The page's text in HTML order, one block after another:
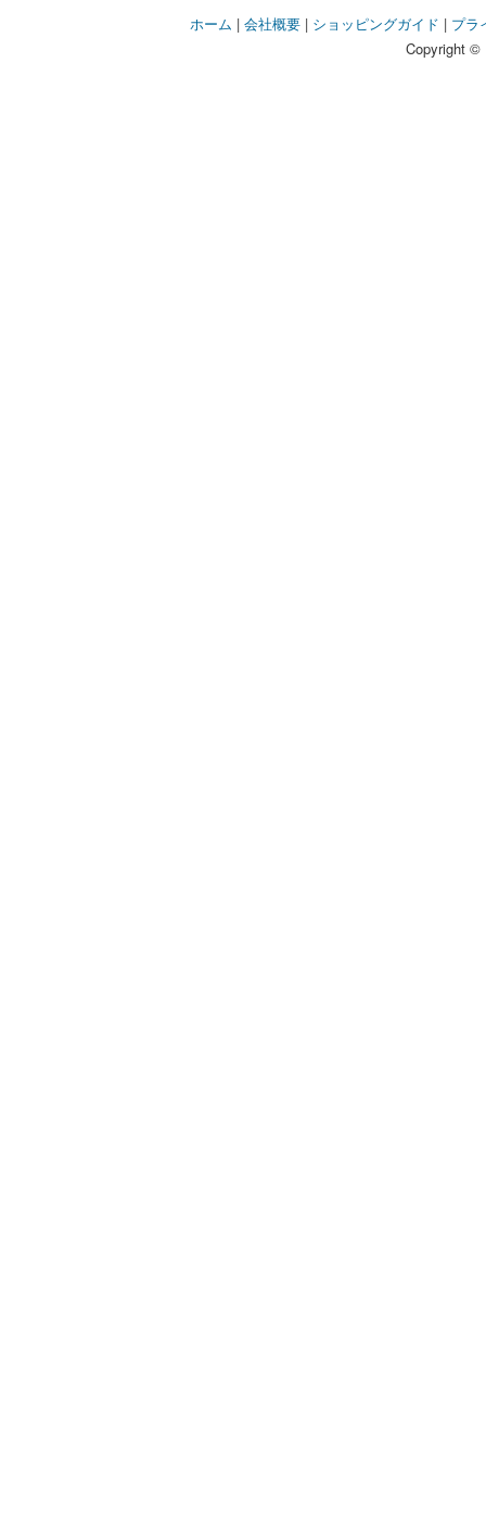
ホーム | 会社概要| ショッピングガイド | プラ
Copyright ©